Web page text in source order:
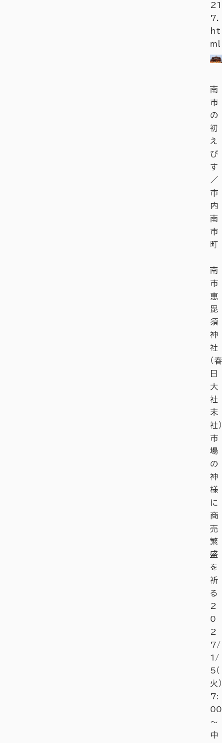
21
7.
ht
ml
南
市
の
初
え
び
す
／
市
内
南
市
町
南
市
恵
毘
須
神
社
（春
日
大
社
末
社）
市
場
の
神
様
に
商
売
繁
盛
を
祈
る
2
0
2
7/
1/
5（
火）
7:
00
～
中